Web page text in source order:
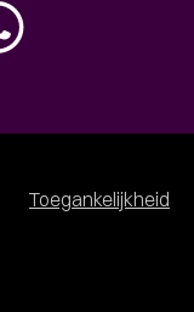
Toegankelijkheid